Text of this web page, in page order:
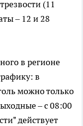
(11
– 12 и 28
в регионе
в
можно только
– с 08:00
действует